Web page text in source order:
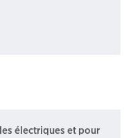
électriques et pour